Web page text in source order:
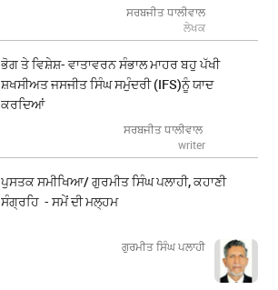
ਸਰਬਜੀਤ ਧਾਲੀਵਾਲ
ਲੇਖਕ
ਭੋਗ ਤੇ ਵਿਸ਼ੇਸ਼- ਵਾਤਾਵਰਨ ਸੰਭਾਲ ਮਾਹਰ ਬਹੁ ਪੱਖੀ
ਸ਼ਖਸੀਅਤ ਜਸਜੀਤ ਸਿੰਘ ਸਮੁੰਦਰੀ (IFS)ਨੂੰ ਯਾਦ
ਕਰਦਿਆਂ
ਸਰਬਜੀਤ ਧਾਲੀਵਾਲ
writer
ਪੁਸਤਕ ਸਮੀਖਿਆ/ ਗੁਰਮੀਤ ਸਿੰਘ ਪਲਾਹੀ, ਕਹਾਣੀ
ਸੰਗ੍ਰਹਿ - ਸਮੇਂ ਦੀ ਮਲ੍ਹਮ
ਗੁਰਮੀਤ ਸਿੰਘ ਪਲਾਹੀ